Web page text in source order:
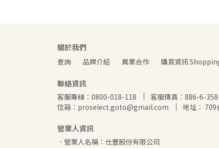
關於我們
查詢 品牌介紹 異業合作 購買資訊
聯絡資訊
客服專線：0800-018-118
客服傳真：886-6-
信箱：proselect.goto@gmail.com
地址：
營業人資訊
．營業人名稱：仕豐股份有限公司